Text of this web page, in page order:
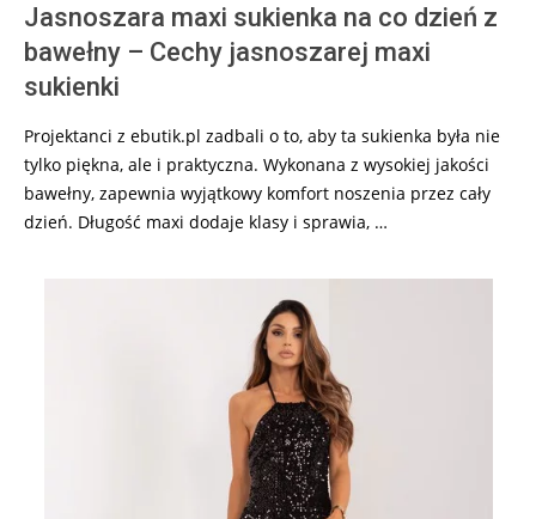
Jasnoszara maxi sukienka na co dzień z
bawełny – Cechy jasnoszarej maxi
sukienki
Projektanci z ebutik.pl zadbali o to, aby ta sukienka była nie
tylko piękna, ale i praktyczna. Wykonana z wysokiej jakości
bawełny, zapewnia wyjątkowy komfort noszenia przez cały
dzień. Długość maxi dodaje klasy i sprawia, …